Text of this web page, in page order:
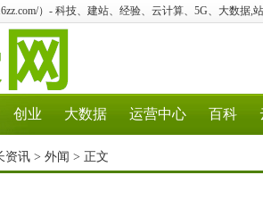
）- 科技、建站、经验、云计算、5G、大数据,
创业 大数据 运营中心 百科
资讯 > 外闻 > 正文